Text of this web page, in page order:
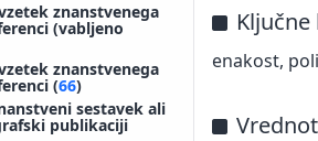
znanstvenega
(vabljeno
znanstvenega
(66)
sestavek ali
publikaciji
Ključne
enakost,